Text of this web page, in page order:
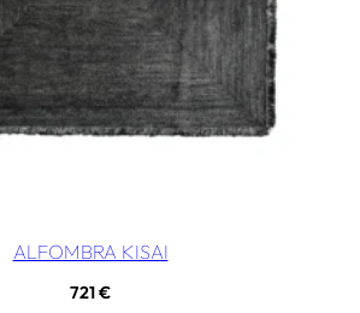
ALFOMBRA KISAI
721€